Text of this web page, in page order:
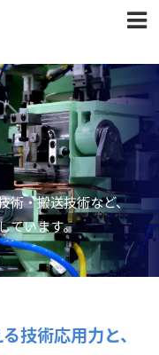
術・搬送技術など、
ています。
技術応用力と、